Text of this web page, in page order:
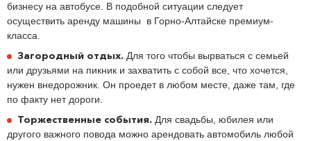
бизнесу на автобусе. В подобной ситуации следует
осуществить аренду машины в Горно-Алтайске премиум-
класса.
Загородный отдых. Для того чтобы вырваться с семьей
или друзьями на пикник и захватить с собой все, что хочется,
нужен внедорожник. Он проедет в любом месте, даже там, где
по факту нет дороги.
Торжественные события. Для свадьбы, юбилея или
другого важного повода можно арендовать автомобиль любой